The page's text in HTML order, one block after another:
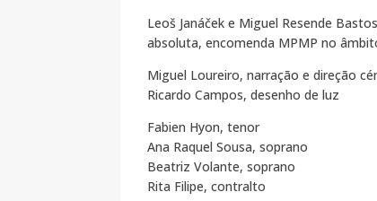
Leoš Janáček e Miguel Resende
absoluta, encomenda MPMP no
Miguel Loureiro, narração e direção
Ricardo Campos, desenho de luz
Fabien Hyon, tenor
Ana Raquel Sousa, soprano
Beatriz Volante, soprano
Rita Filipe, contralto